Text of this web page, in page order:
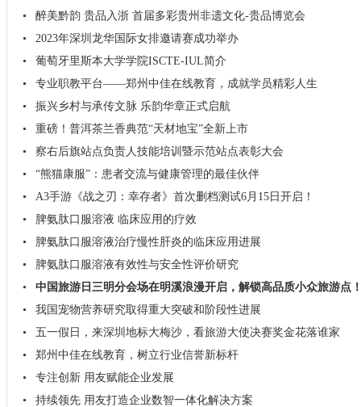
醉美黔韵 贵品入浙 首届多彩贵州非遗文化-贵品博览会
2023年深圳龙华国际女排邀请赛成功举办
葡萄牙里斯本大学学院ISCTE-IUL简介
专业职教平台——郑州中佳在线教育，成就学员精彩人生
振兴乡村与承传文脉 乐韵华章正式启航
重磅！普洱茶兰香典范“天材地宝”全新上市
察右后旗站点负责人技能培训暨示范站点表彰大会
“熊猫康服”：患者交流与健康管理的最佳伙伴
A3手游《战之刃：幸存者》首次删档测试6月15日开启！
脾氨肽口服溶液 临床应用的疗效
脾氨肽口服溶液治疗慢性肝炎的临床应用进展
脾氨肽口服溶液有效性与安全性评价研究
中国旅游日三明分会场在明溪浪漫开启，解锁高品质小众旅游点
我国宠物营养研究取得重大突破和阶段性进展
五一假日，来深圳地标大梅沙，看旅游大使决赛奖金花落谁家
郑州中佳在线教育，树立行业信誉新标杆
专注创新 用友赋能企业发展
持续领先 用友打造企业数智一体化解决方案